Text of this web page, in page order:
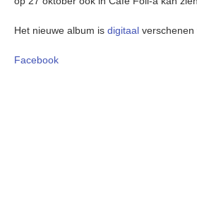
Het nieuwe album is digitaal verschenen
Facebook